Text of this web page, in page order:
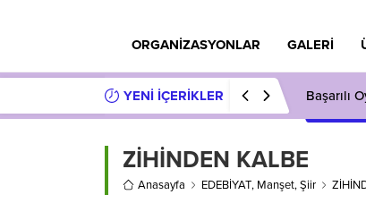
ORGANİZASYONLAR GALERİ
YENİ İÇERİKLER Başarılı
ZİHİNDEN KALBE
Anasayfa EDEBİYAT, Manşet,Şiir